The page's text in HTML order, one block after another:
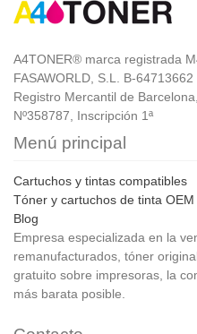
A4TONER® marca registrada
FASAWORLD, S.L. B-
Registro Mercantil de
Nº358787, Inscripción 1ª
Menú principal
Cartuchos y tintas compatibles
Tóner y cartuchos de tinta OEM
Blog
Empresa especializada en la
remanufacturados, tóner
gratuito sobre impresoras, la
más barata posible.